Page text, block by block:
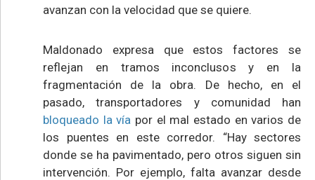
avanzan con la velocidad que se quiere.
Maldonado expresa que estos factores se
reflejan en tramos inconclusos y en la
fragmentación de la obra. De hecho, en el
pasado, transportadores y comunidad han
bloqueado la vía por el mal estado en varios de
los puentes en este corredor. “Hay sectores
donde se ha pavimentado, pero otros siguen sin
intervención. Por ejemplo, falta avanzar desde